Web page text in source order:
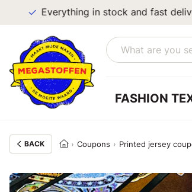
Everything in stock and fast
FASHION
BACK Coupons Printed jersey